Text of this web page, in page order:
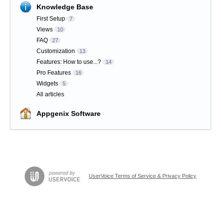
Knowledge Base
First Setup 7
Views 10
FAQ 27
Customization 13
Features: How to use...? 14
Pro Features 16
Widgets 5
All articles
Appgenix Software
UserVoice Terms of Service & Privacy Policy